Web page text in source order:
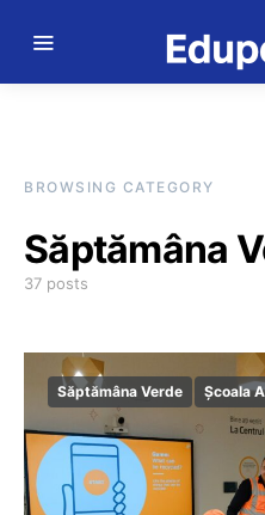
BROWSING CATEGORY
Săptămâna
37 posts
Săptămâna Verde Școala